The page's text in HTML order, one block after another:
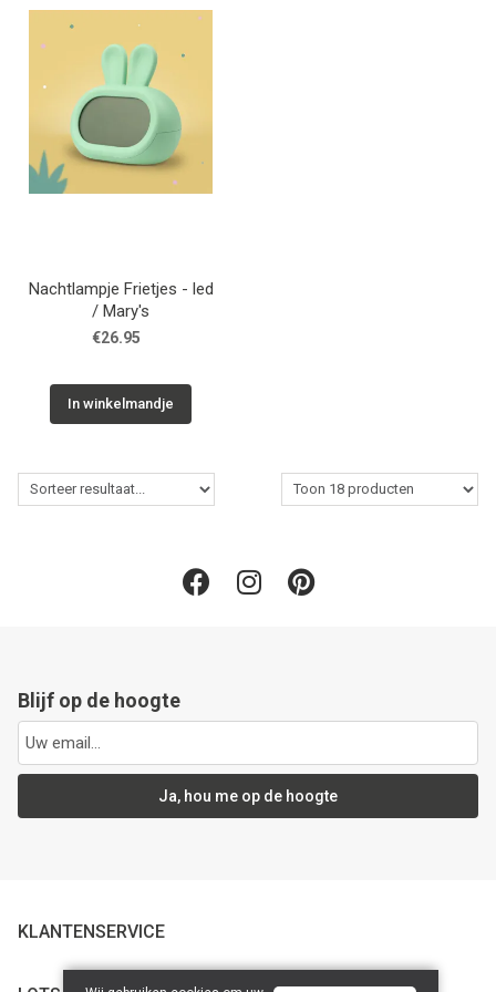
WONEN
STATIONERY
WELNESS
FOOD
KIDS
CADEAUBON
Nachtlampje Frietjes - led
/ Mary's
€26.95
In winkelmandje
Blijf op de hoogte
Ja, hou me op de hoogte
KLANTENSERVICE